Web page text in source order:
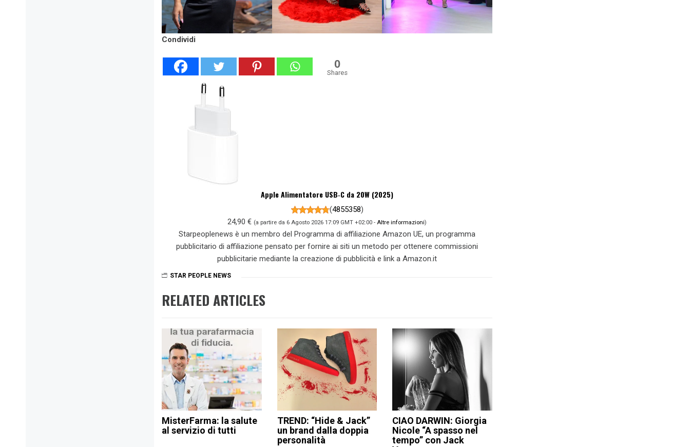
Condividi
0
Shares
Apple Alimentatore USB‑C da 20W (2025)
(4855358)
24,90 € (a partire da 6 Agosto 2026 17:09 GMT +02:00 -Altre informazioni)
Starpeoplenews è un membro del Programma di affiliazione Amazon UE, un programma
pubblicitario di affiliazione pensato per fornire ai siti un metodo per ottenere commissioni
pubblicitarie mediante la creazione di pubblicità e link a Amazon.it
STAR PEOPLE NEWS
RELATED ARTICLES
MisterFarma: la salute
al servizio di tutti
TREND: “Hide & Jack”
un brand dalla doppia
personalità
CIAO DARWIN: Giorgia
Nicole “A spasso nel
tempo” con Jack